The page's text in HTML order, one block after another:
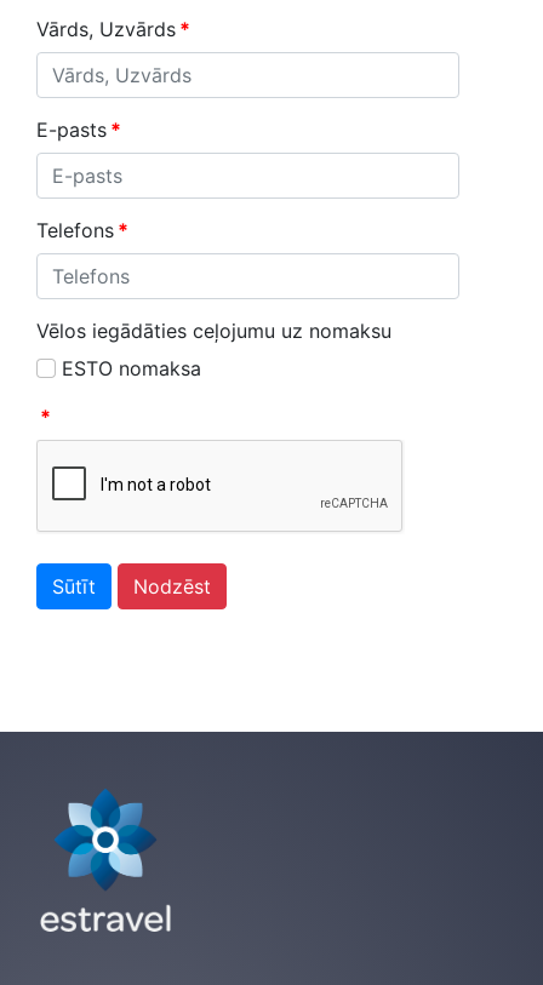
Vārds, Uzvārds *
E-pasts *
Telefons *
Vēlos iegādāties ceļojumu uz nomaksu
ESTO nomaksa
*
Sūtīt Nodzēst